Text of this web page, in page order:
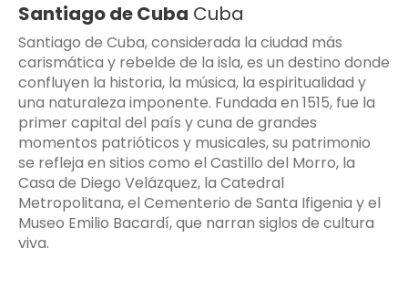
Santiago de Cuba Cuba
Santiago de Cuba, considerada la ciudad más
carismática y rebelde de la isla, es un destino donde
confluyen la historia, la música, la espiritualidad y
una naturaleza imponente. Fundada en 1515, fue la
primer capital del país y cuna de grandes
momentos patrióticos y musicales, su patrimonio
se refleja en sitios como el Castillo del Morro, la
Casa de Diego Velázquez, la Catedral
Metropolitana, el Cementerio de Santa Ifigenia y el
Museo Emilio Bacardí, que narran siglos de cultura
viva.